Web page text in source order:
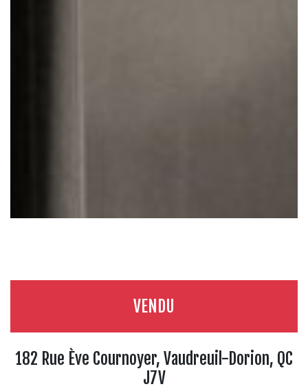
VENDU
182 Rue Ève Cournoyer, Vaudreuil-Dorion, QC
J7V